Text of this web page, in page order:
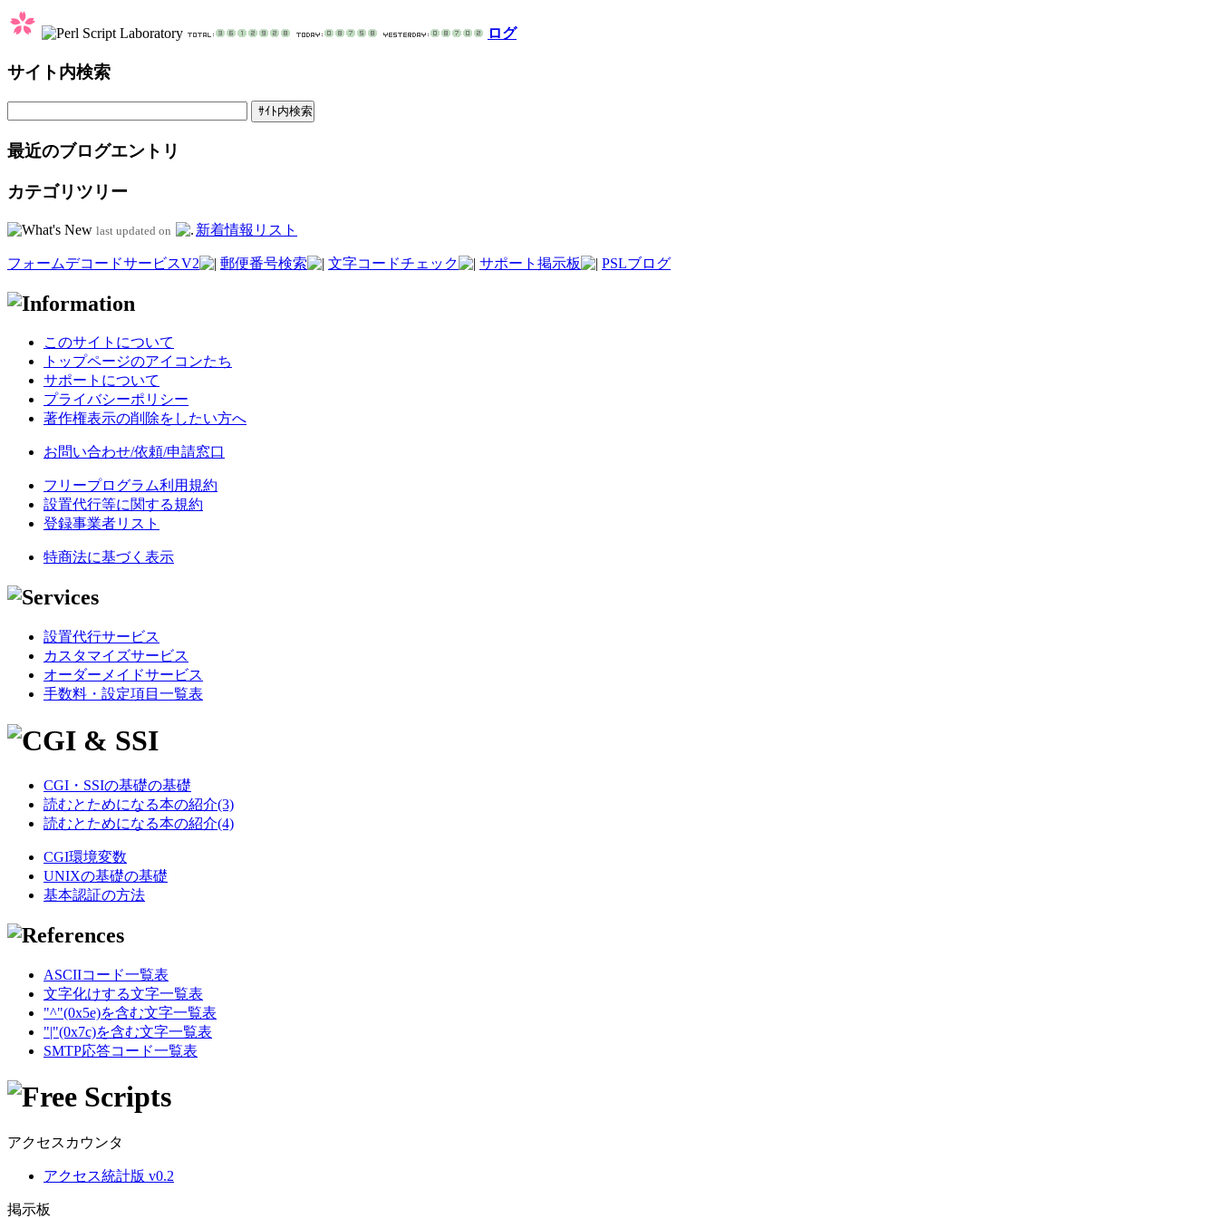
ログ
サイト内検索
最近のブログエントリ
カテゴリツリー
last updated on 新着情報リスト
フォームデコードサービスV2 郵便番号検索 文字コードチェック サポート掲示板 PSLブログ
このサイトについて
トップページのアイコンたち
サポートについて
プライバシーポリシー
著作権表示の削除をしたい方へ
お問い合わせ/依頼/申請窓口
フリープログラム利用規約
設置代行等に関する規約
登録事業者リスト
特商法に基づく表示
設置代行サービス
カスタマイズサービス
オーダーメイドサービス
手数料・設定項目一覧表
CGI・SSIの基礎の基礎
読むとためになる本の紹介(3)
読むとためになる本の紹介(4)
CGI環境変数
UNIXの基礎の基礎
基本認証の方法
ASCIIコード一覧表
文字化けする文字一覧表
"^"(0x5e)を含む文字一覧表
"|"(0x7c)を含む文字一覧表
SMTP応答コード一覧表
アクセスカウンタ
アクセス統計版 v0.2
掲示板